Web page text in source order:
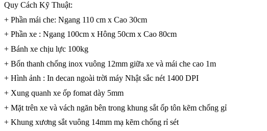
Quy Cách Kỹ Thuật:
+ Phần mái che: Ngang 110 cm x Cao 30cm
+ Phần xe : Ngang 100cm x Hông 50cm x Cao 80cm
+ Bánh xe chịu lực 100kg
+ Bốn thanh chống inox vuông 12mm giữa xe và mái che cao 1m
+ Hình ảnh : In decan ngoài trời máy Nhật sắc nét 1400 DPI
+ Xung quanh xe ốp fomat dày 5mm
+ Mặt trên xe và vách ngăn bên trong khung sắt ốp tôn kẽm chống gỉ
+ Khung xương sắt vuông 14mm mạ kẽm chống rỉ sét